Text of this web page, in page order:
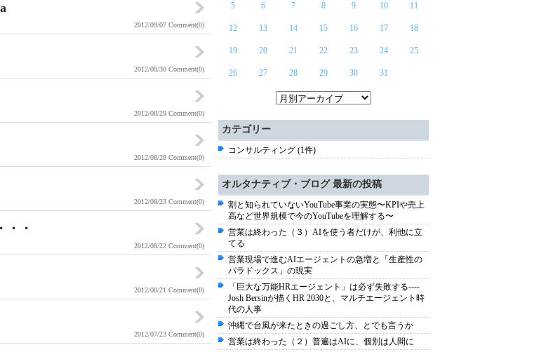
2012/09/07 Comment(0)
2012/08/30 Comment(0)
2012/08/29 Comment(0)
2012/08/28 Comment(0)
2012/08/23 Comment(0)
・・
2012/08/22 Comment(0)
2012/08/21 Comment(0)
2012/07/23 Comment(0)
5 6 7 8 9 10 11
12 13 14 15 16 17 18
19 20 21 22 23 24 25
26 27 28 29 30 31
カテゴリー
コンサルティング (1件)
オルタナティブ・ブログ 最新の投稿
割と知られていないYouTube事業の実態〜KPIや売上
高など世界規模で今のYouTubeを理解する〜
営業は終わった（３）AIを使う者だけが、利他に立
てる
営業現場で進むAIエージェントの急増と「生産性の
パラドックス」の現実
「巨大な万能HRエージェント」は必ず失敗する----
Josh Bersinが描くHR 2030と、マルチエージェント時
代の人事
沖縄で台風が来たときの過ごし方、とでも言うか
営業は終わった（２）普遍はAIに、個別は人間に